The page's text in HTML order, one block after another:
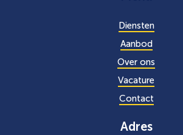
Diensten
Aanbod
Over ons
Vacature
Contact
Adres